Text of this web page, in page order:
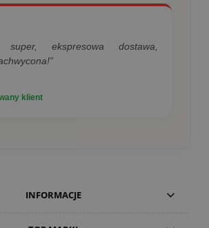
super, ekspresowa dostawa,
klient
INFORMACJE